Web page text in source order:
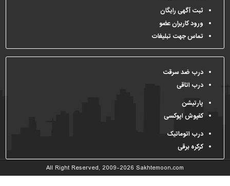
سرویس
بهداشتی
ابزار،یراق
و
آلات
برقی،روشنایی،ایمنی
محوطه
سازی
و
نما
ساخت
ثبت آگهی رایگان
ورود کاربران عضو
تماس جهت تبلیغات
درب ضد سرقت
درب اتاقی
پارتیشن
کفپوش اپوکسی
درب اتوماتیک
کرکره برقی
All Right Reserved, 2009-2026 Sakhtemoon.com